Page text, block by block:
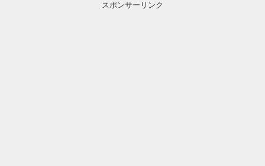
スポンサーリンク